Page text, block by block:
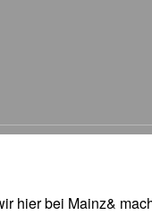
hier bei Mainz&